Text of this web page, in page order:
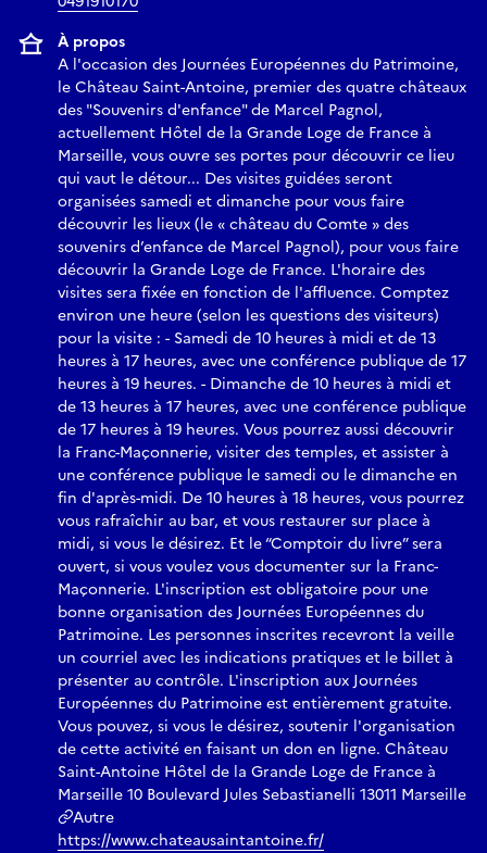
À propos
A l'occasion des Journées Européennes du Patrimoine,
le Château Saint-Antoine, premier des quatre châteaux
des "Souvenirs d'enfance" de Marcel Pagnol,
actuellement Hôtel de la Grande Loge de France à
Marseille, vous ouvre ses portes pour découvrir ce lieu
qui vaut le détour... Des visites guidées seront
organisées samedi et dimanche pour vous faire
découvrir les lieux (le « château du Comte » des
souvenirs d’enfance de Marcel Pagnol), pour vous faire
découvrir la Grande Loge de France. L'horaire des
visites sera fixée en fonction de l'affluence. Comptez
environ une heure (selon les questions des visiteurs)
pour la visite : - Samedi de 10 heures à midi et de 13
heures à 17 heures, avec une conférence publique de 17
heures à 19 heures. - Dimanche de 10 heures à midi et
de 13 heures à 17 heures, avec une conférence publique
de 17 heures à 19 heures. Vous pourrez aussi découvrir
la Franc-Maçonnerie, visiter des temples, et assister à
une conférence publique le samedi ou le dimanche en
fin d'après-midi. De 10 heures à 18 heures, vous pourrez
vous rafraîchir au bar, et vous restaurer sur place à
midi, si vous le désirez. Et le “Comptoir du livre” sera
ouvert, si vous voulez vous documenter sur la Franc-
Maçonnerie. L'inscription est obligatoire pour une
bonne organisation des Journées Européennes du
Patrimoine. Les personnes inscrites recevront la veille
un courriel avec les indications pratiques et le billet à
présenter au contrôle. L'inscription aux Journées
Européennes du Patrimoine est entièrement gratuite.
Vous pouvez, si vous le désirez, soutenir l'organisation
de cette activité en faisant un don en ligne. Château
Saint-Antoine Hôtel de la Grande Loge de France à
Marseille 10 Boulevard Jules Sebastianelli 13011 Marseille
Autre
https://www.chateausaintantoine.fr/